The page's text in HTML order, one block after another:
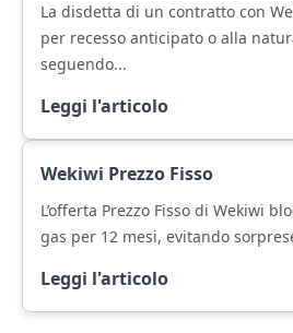
La disdetta di un contratto con
per recesso anticipato o alla
seguendo...
Leggi l'articolo
Wekiwi Prezzo Fisso
L’offerta Prezzo Fisso di Wekiwi
gas per 12 mesi, evitando
Leggi l'articolo